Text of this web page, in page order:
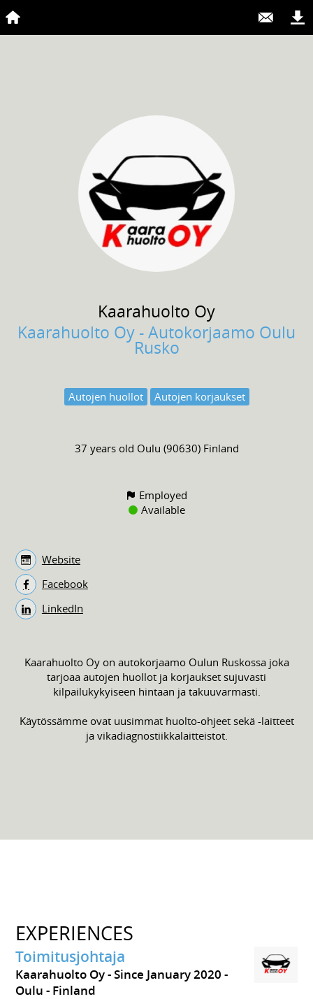
Kaarahuolto Oy
Kaarahuolto Oy - Autokorjaamo Oulu
Rusko
Autojen huollot Autojen korjaukset
37 years old Oulu (90630) Finland
Employed
Available
Website
Facebook
LinkedIn
Kaarahuolto Oy on autokorjaamo Oulun Ruskossa joka
tarjoaa autojen huollot ja korjaukset sujuvasti
kilpailukykyiseen hintaan ja takuuvarmasti.
Käytössämme ovat uusimmat huolto-ohjeet sekä -laitteet
ja vikadiagnostiikkalaitteistot.
EXPERIENCES
Toimitusjohtaja
Kaarahuolto Oy
Since January 2020
Oulu
Finland